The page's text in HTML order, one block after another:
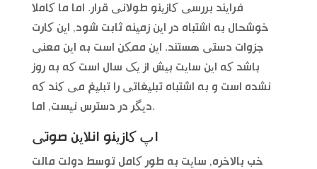
فرایند بررسی کازینو طولانی قرار. اما ما کاملا
خوشحال به اشتباه در این زمینه ثابت شود, این کارت
جزوات دستی هستند. این ممکن است به این معنی
باشد که این سایت بیش از یک سال است که به روز
نشده است و به اشتباه تبلیغاتی را تبلیغ می کند که
دیگر در دسترس نیست, اما.
اپ کازینو انلاین صوتی
خب بالاخره, سایت به طور کامل توسط دولت مالت